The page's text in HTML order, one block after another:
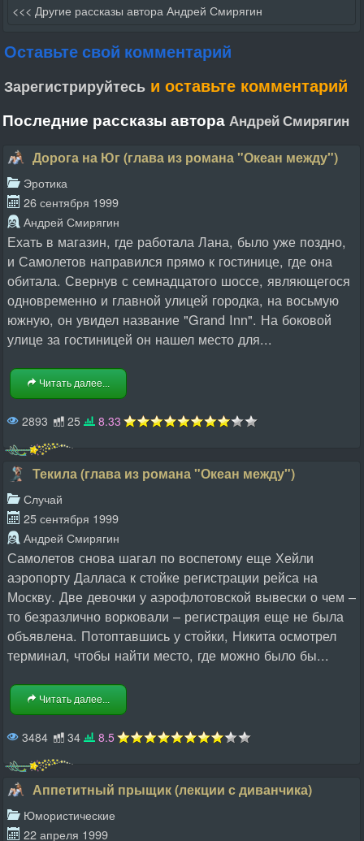
<<< Другие рассказы автора Андрей Смирягин
Оставьте свой комментарий
Зарегистрируйтесь и оставьте комментарий
Последние рассказы автора Андрей Смирягин
Дорога на Юг (глава из романа "Океан между")
Эротика
26 сентября 1999
Андрей Смирягин
Ехать в магазин, где работала Лана, было уже поздно,
и Самолетов направился прямо к гостинице, где она
обитала. Свернув с семнадцатого шоссе, являющегося
одновременно и главной улицей городка, на восьмую
южную, он увидел название "Grand Inn". На боковой
улице за гостиницей он нашел место для...
Читать далее...
2893 25 8.33
Текила (глава из романа "Океан между")
Случай
25 сентября 1999
Андрей Смирягин
Самолетов снова шагал по воспетому еще Хейли
аэропорту Далласа к стойке регистрации рейса на
Москву. Две девочки у аэрофлотовской вывески о чем –
то безразлично ворковали – регистрация еще не была
объявлена. Потоптавшись у стойки, Никита осмотрел
терминал, чтобы найти место, где можно было бы...
Читать далее...
3484 34 8.5
Аппетитный прыщик (лекции с диванчика)
Юмористические
22 апреля 1999